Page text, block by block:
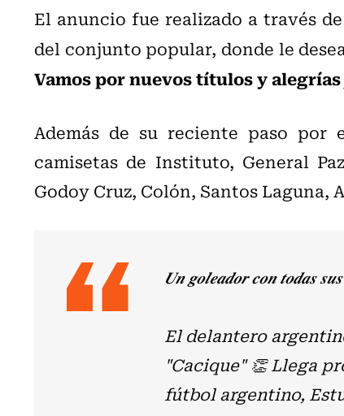
El anuncio fue realizado a través
del conjunto popular, donde le
Vamos por nuevos títulos y
Además de su reciente paso por
camisetas de Instituto, General
Godoy Cruz, Colón, Santos Laguna,
𝑼𝒏 𝒈𝒐𝒍𝒆𝒂𝒅𝒐𝒓 𝒄𝒐𝒏 𝒕𝒐𝒅𝒂𝒔 𝒔𝒖𝒔
El delantero
"Cacique" 👏 Llega
fútbol argentino,